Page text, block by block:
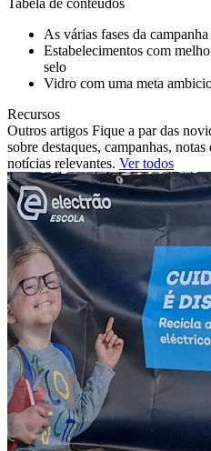
Tabela de conteúdos
As várias fases da campanha
Estabelecimentos com
selo
Vidro com uma meta
Recursos
Outros artigos Fique a par das
sobre destaques, campanhas,
notícias relevantes. Ver todos